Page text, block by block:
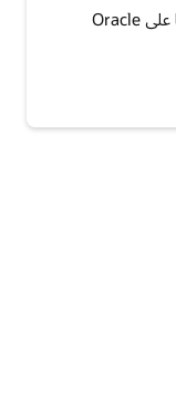
استمتع بإنشاء التطبيقات واختبارها ونشرها على Oracle